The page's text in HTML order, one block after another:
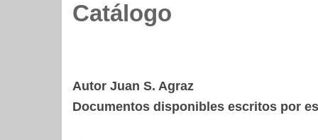
Catálogo
Autor Juan S. Agraz
Documentos disponibles escritos por